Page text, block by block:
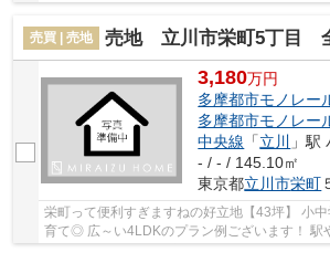
売買 | 売地
売地 立川市栄町5丁目
3,180万円
多摩都市モノレー
多摩都市モノレー
中央線 「立川
」駅 バス
- / - / 145.10㎡
東京都立川市栄町
栄町って便利すぎますねの好立地【43坪】 小
育て◎ 広～い4LDKのプラン例ございます！ 駅